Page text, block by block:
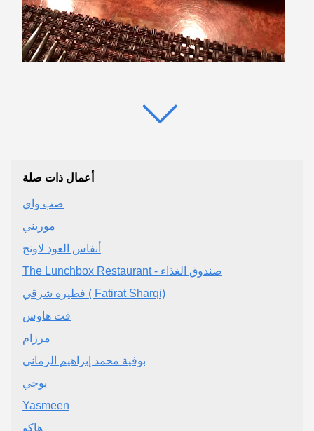
أعمال ذات صلة
صب واي
موريني
أنفاس العود لاونج
The Lunchbox Restaurant - صندوق الغذاء
فطيره شرقي ( Fatirat Sharqi)
فت هاوس
مرزام
بوفية محمد إبراهيم الرماني
يوجي
Yasmeen
هاكو